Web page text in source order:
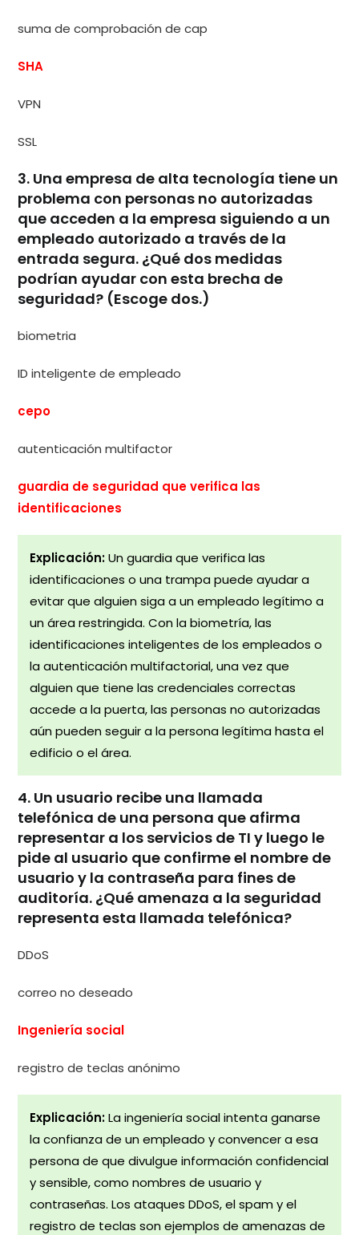
suma de comprobación de cap
SHA
VPN
SSL
3. Una empresa de alta tecnología tiene un
problema con personas no autorizadas
que acceden a la empresa siguiendo a un
empleado autorizado a través de la
entrada segura. ¿Qué dos medidas
podrían ayudar con esta brecha de
seguridad? (Escoge dos.)
biometria
ID inteligente de empleado
cepo
autenticación multifactor
guardia de seguridad que verifica las
identificaciones
Explicación:Un guardia que verifica las
identificaciones o una trampa puede ayudar a
evitar que alguien siga a un empleado legítimo a
un área restringida. Con la biometría, las
identificaciones inteligentes de los empleados o
la autenticación multifactorial, una vez que
alguien que tiene las credenciales correctas
accede a la puerta, las personas no autorizadas
aún pueden seguir a la persona legítima hasta el
edificio o el área.
4. Un usuario recibe una llamada
telefónica de una persona que afirma
representar a los servicios de TI y luego le
pide al usuario que confirme el nombre de
usuario y la contraseña para fines de
auditoría. ¿Qué amenaza a la seguridad
representa esta llamada telefónica?
DDoS
correo no deseado
Ingeniería social
registro de teclas anónimo
Explicación:La ingeniería social intenta ganarse
la confianza de un empleado y convencer a esa
persona de que divulgue información confidencial
y sensible, como nombres de usuario y
contraseñas. Los ataques DDoS, el spam y el
registro de teclas son ejemplos de amenazas de